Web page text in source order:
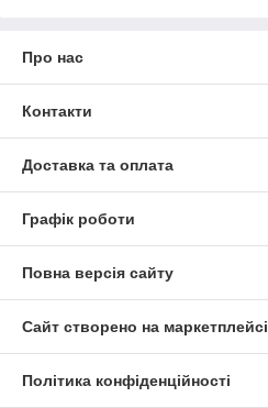
Про нас
Контакти
Доставка та оплата
Графік роботи
Повна версія сайту
Сайт створено на маркетплейсі
Політика конфіденційності